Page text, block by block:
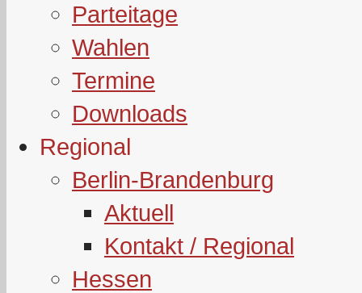
Parteitage
Wahlen
Termine
Downloads
Regional
Berlin-Brandenburg
Aktuell
Kontakt / Regional
Hessen